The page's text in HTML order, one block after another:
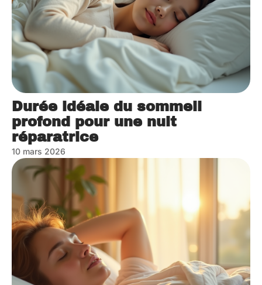
Durée idéale du sommeil
profond pour une nuit
réparatrice
10 mars 2026